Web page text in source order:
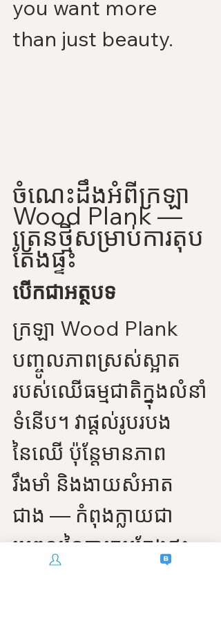
you want more
than just beauty.
ចំណេះដឹងអំពីក្រឡា
Wood Plank —
ត្រេនថ្មីសម្រាប់ការតុប
តែងផ្ទះ
បើកជាអត្ថបទ
ក្រឡា Wood Plank
បញ្ចូលភាពស្រស់ស្អាត
របស់ឈើធម្មជាតិក្នុងលំនាំ
ទំនើប។ វាផ្តល់រូបរបង
នៃឈើ ប៉ុន្តែមានភាព
រឹងមាំ និងងាយសំអាត
ជាង — កំពុងក្លាយជា
ប្រពលនៃការតុបតែងផ្ទះ